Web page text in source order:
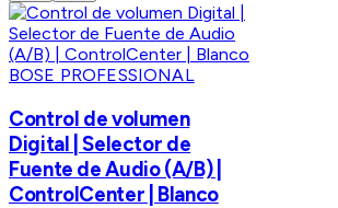
BOSE PROFESSIONAL
Control de volumen
Digital | Selector de
Fuente de Audio (A/B) |
ControlCenter | Blanco